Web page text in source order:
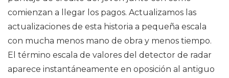
comienzan a llegar los pagos. Actualizamos las
actualizaciones de esta historia a pequeña escala
con mucha menos mano de obra y menos tiempo.
El término escala de valores del detector de radar
aparece instantáneamente en oposición al antiguo